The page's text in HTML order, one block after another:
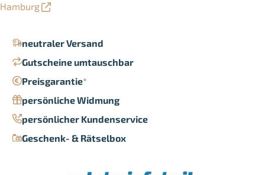
neutraler Versand
Gutscheine umtauschbar
Preisgarantie*
persönliche Widmung
persönlicher Kundenservice
Geschenk- & Rätselbox
Hamburg